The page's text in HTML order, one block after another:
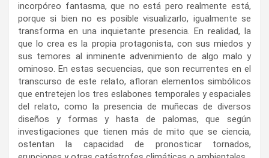
incorpóreo fantasma, que no está pero realmente está,
porque si bien no es posible visualizarlo, igualmente se
transforma en una inquietante presencia. En realidad, la
que lo crea es la propia protagonista, con sus miedos y
sus temores al inminente advenimiento de algo malo y
ominoso. En estas secuencias, que son recurrentes en el
transcurso de este relato, afloran elementos simbólicos
que entretejen los tres eslabones temporales y espaciales
del relato, como la presencia de muñecas de diversos
diseños y formas y hasta de palomas, que según
investigaciones que tienen más de mito que se ciencia,
ostentan la capacidad de pronosticar tornados,